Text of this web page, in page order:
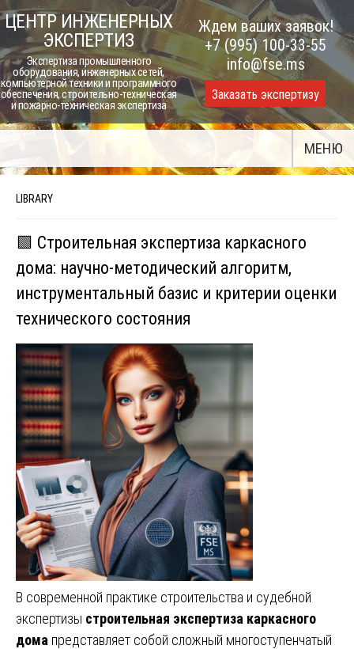
Skip
to
content
ЦЕНТР ИНЖЕНЕРНЫХ
ЭКСПЕРТИЗ
Экспертиза промышленного
оборудования, инженерных сетей,
компьютерной техники и программного
обеспечения, строительно-техническая
и пожарно-техническая экспертиза
Ждем ваших заявок!
+7 (995) 100-33-55
info@fse.ms
Заказать экспертизу
МЕНЮ
LIBRARY
🟩 Строительная экспертиза каркасного
дома: научно-методический алгоритм,
инструментальный базис и критерии оценки
технического состояния
В современной практике строительства и судебной
экспертизы строительная экспертиза каркасного
дома представляет собой сложный многоступенчатый